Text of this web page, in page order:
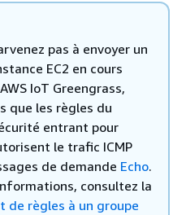
pas à envoyer un
EC2 en cours
IoT Greengrass,
que les règles du
entrant pour
le trafic ICMP
de demande Echo.
consultez la
de règles à un groupe